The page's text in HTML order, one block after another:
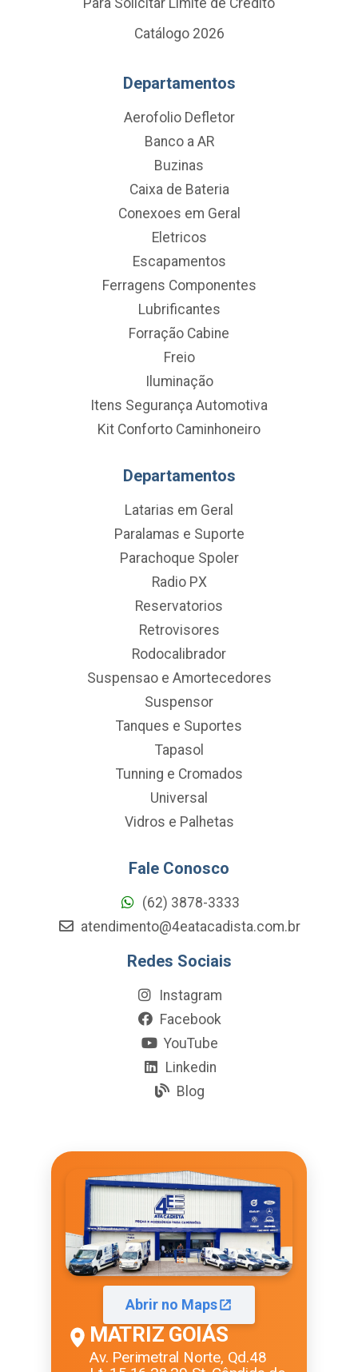
Catálogo 2026
Departamentos
Aerofolio Defletor
Banco a AR
Buzinas
Caixa de Bateria
Conexoes em Geral
Eletricos
Escapamentos
Ferragens Componentes
Lubrificantes
Forração Cabine
Freio
Iluminação
Itens Segurança Automotiva
Kit Conforto Caminhoneiro
Departamentos
Latarias em Geral
Paralamas e Suporte
Parachoque Spoler
Radio PX
Reservatorios
Retrovisores
Rodocalibrador
Suspensao e Amortecedores
Suspensor
Tanques e Suportes
Tapasol
Tunning e Cromados
Universal
Vidros e Palhetas
Fale Conosco
(62) 3878-3333
atendimento@4eatacadista.com.br
Redes Sociais
Instagram
Facebook
YouTube
Linkedin
Blog
Abrir no Maps
MATRIZ GOIÁS
Av. Perimetral Norte, Qd.48